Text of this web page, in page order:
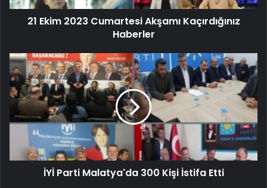
21 Ekim 2023 Cumartesi Akşamı Kaçırdığınız
Haberler
İYİ Parti Malatya'da 300 Kişi İstifa Etti